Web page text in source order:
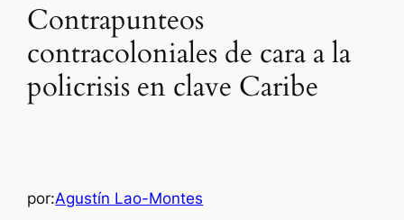
Contrapunteos
contracoloniales de cara a la
policrisis en clave Caribe
por:Agustín Lao-Montes